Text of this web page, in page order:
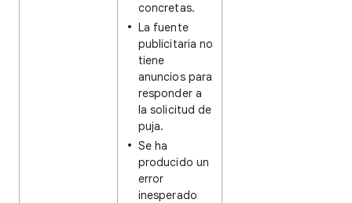
concretas.
La fuente
publicitaria no
tiene
anuncios para
responder a
la solicitud de
puja.
Se ha
producido un
error
inesperado